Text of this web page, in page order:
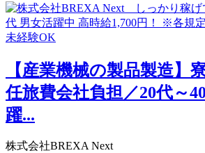
【産業機械の製品製造】
任旅費会社負担／20代～
躍...
株式会社BREXA Next